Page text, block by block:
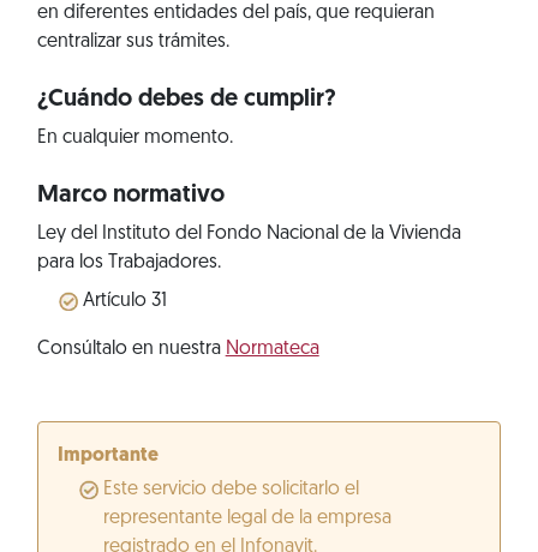
en diferentes entidades del país, que requieran
centralizar sus trámites.
¿Cuándo debes de cumplir?
En cualquier momento.
Marco normativo
Ley del Instituto del Fondo Nacional de la Vivienda
para los Trabajadores.
Artículo 31
Consúltalo en nuestra Normateca
Importante
Este servicio debe solicitarlo el
representante legal de la empresa
registrado en el Infonavit.